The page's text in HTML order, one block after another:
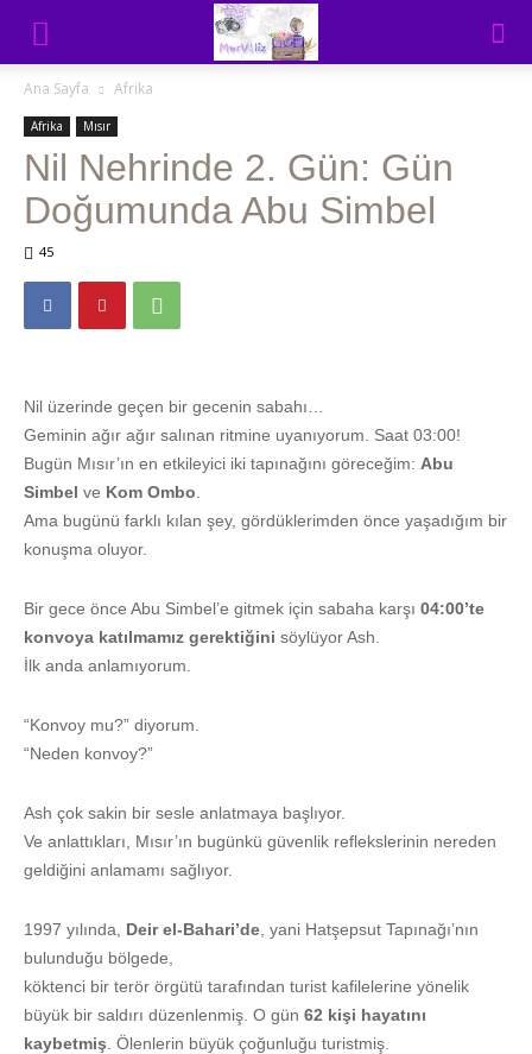
Ana Sayfa Afrika
Afrika Mısır
Nil Nehrinde 2. Gün: Gün
Doğumunda Abu Simbel
45
Nil üzerinde geçen bir gecenin sabahı…
Geminin ağır ağır salınan ritmine uyanıyorum. Saat 03:00!
Bugün Mısır’ın en etkileyici iki tapınağını göreceğim: Abu
Simbel ve Kom Ombo
Ama bugünü farklı kılan şey, gördüklerimden önce yaşadığım bir
konuşma oluyor.
Bir gece önce Abu Simbel’e gitmek için sabaha karşı 04:00’te
konvoya katılmamız gerektiğini söylüyor Ash.
İlk anda anlamıyorum.
“Konvoy mu?” diyorum.
“Neden konvoy?”
Ash çok sakin bir sesle anlatmaya başlıyor.
Ve anlattıkları, Mısır’ın bugünkü güvenlik reflekslerinin nereden
geldiğini anlamamı sağlıyor.
1997 yılında, Deir el-Bahari’de , yani Hatşepsut Tapınağı’nın
bulunduğu bölgede,
köktenci bir terör örgütü tarafından turist kafilelerine yönelik
büyük bir saldırı düzenlenmiş. O gün 62 kişi hayatını
kaybetmiş . Ölenlerin büyük çoğunluğu turistmiş.